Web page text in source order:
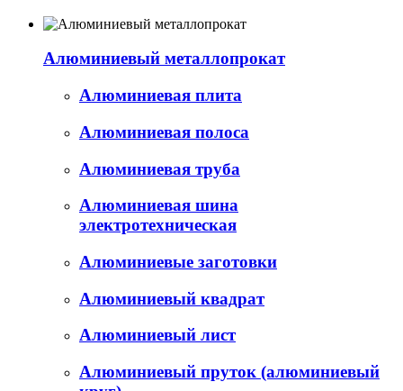
Алюминиевый металлопрокат
Алюминиевая плита
Алюминиевая полоса
Алюминиевая труба
Алюминиевая шина
электротехническая
Алюминиевые заготовки
Алюминиевый квадрат
Алюминиевый лист
Алюминиевый пруток (алюминиевый